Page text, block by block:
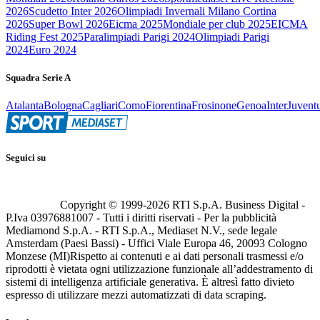
2026Scudetto Inter 2026Olimpiadi Invernali Milano Cortina
2026Super Bowl 2026Eicma 2025Mondiale per club 2025EICMA
Riding Fest 2025Paralimpiadi Parigi 2024Olimpiadi Parigi
2024Euro 2024
Squadra Serie A
AtalantaBolognaCagliariComoFiorentinaFrosinoneGenoaInter
Seguici su
Copyright © 1999-2026 RTI S.p.A. Business Digital -
P.Iva 03976881007 - Tutti i diritti riservati - Per la pubblicità
Mediamond S.p.A. - RTI S.p.A., Mediaset N.V., sede legale
Amsterdam (Paesi Bassi) - Uffici Viale Europa 46, 20093 Cologno
Monzese (MI)Rispetto ai contenuti e ai dati personali trasmessi e/o
riprodotti è vietata ogni utilizzazione funzionale all’addestramento di
sistemi di intelligenza artificiale generativa. È altresì fatto divieto
espresso di utilizzare mezzi automatizzati di data scraping.